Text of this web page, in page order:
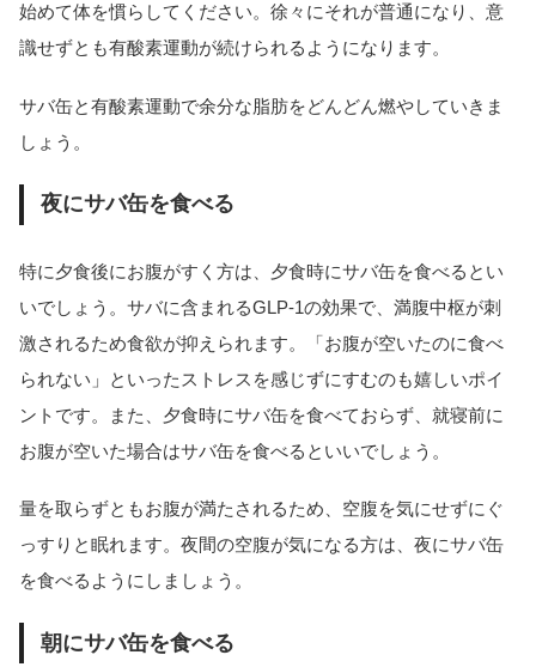
始めて体を慣らしてください。徐々にそれが普通になり、意
識せずとも有酸素運動が続けられるようになります。
サバ缶と有酸素運動で余分な脂肪をどんどん燃やしていきま
しょう。
夜にサバ缶を食べる
特に夕食後にお腹がすく方は、夕食時にサバ缶を食べるとい
いでしょう。サバに含まれるGLP-1の効果で、満腹中枢が刺
激されるため食欲が抑えられます。「お腹が空いたのに食べ
られない」といったストレスを感じずにすむのも嬉しいポイ
ントです。また、夕食時にサバ缶を食べておらず、就寝前に
お腹が空いた場合はサバ缶を食べるといいでしょう。
量を取らずともお腹が満たされるため、空腹を気にせずにぐ
っすりと眠れます。夜間の空腹が気になる方は、夜にサバ缶
を食べるようにしましょう。
朝にサバ缶を食べる